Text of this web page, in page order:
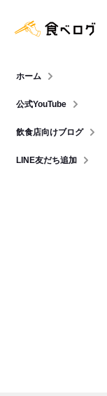
ホーム
公式YouTube
飲食店向けブログ
LINE友だち追加